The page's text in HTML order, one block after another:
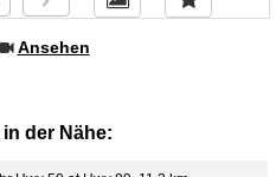
Ansehen
der Nähe: